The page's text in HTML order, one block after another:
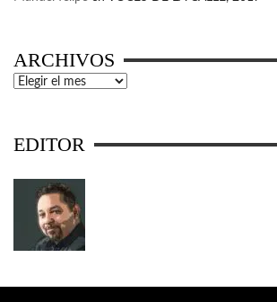
ARCHIVOS
Archivos
EDITOR